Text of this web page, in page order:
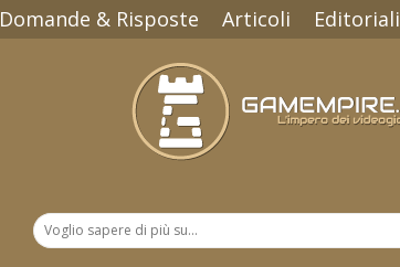
Domande & Risposte Articoli Editoriali